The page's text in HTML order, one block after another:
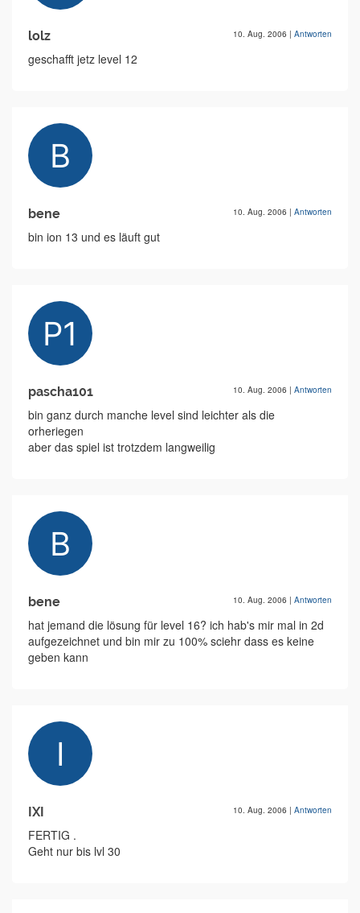
lolz 10. Aug. 2006 | Antworten
geschafft jetz level 12
bene 10. Aug. 2006 | Antworten
bin ion 13 und es läuft gut
pascha101 10. Aug. 2006 | Antworten
bin ganz durch manche level sind leichter als die
orheriegen
aber das spiel ist trotzdem langweilig
bene 10. Aug. 2006 | Antworten
hat jemand die lösung für level 16? ich hab's mir mal in 2d
aufgezeichnet und bin mir zu 100% sciehr dass es keine
geben kann
IXI 10. Aug. 2006 | Antworten
FERTIG .
Geht nur bis lvl 30